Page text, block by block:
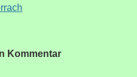
Kommentar